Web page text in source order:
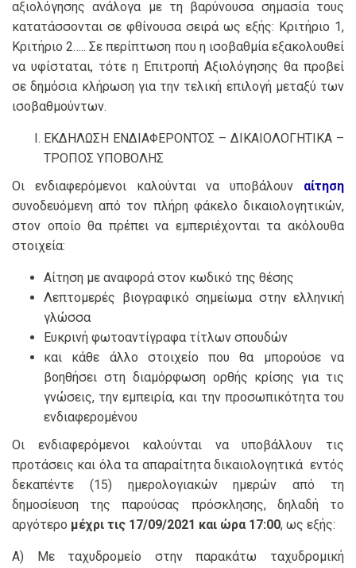
αξιολόγησης ανάλογα με τη βαρύνουσα σημασία τους
κατατάσσονται σε φθίνουσα σειρά ως εξής: Κριτήριο 1,
Κριτήριο 2….. Σε περίπτωση που η ισοβαθμία εξακολουθεί
να υφίσταται, τότε η Επιτροπή Αξιολόγησης θα προβεί
σε δημόσια κλήρωση για την τελική επιλογή μεταξύ των
ισοβαθμούντων.
ΕΚΔΗΛΩΣΗ ΕΝΔΙΑΦΕΡΟΝΤΟΣ – ΔΙΚΑΙΟΛΟΓΗΤΙΚΑ –
ΤΡΟΠΟΣ ΥΠΟΒΟΛΗΣ
Οι ενδιαφερόμενοι καλούνται να υποβάλουν αίτηση
συνοδευόμενη από τον πλήρη φάκελο δικαιολογητικών,
στον οποίο θα πρέπει να εμπεριέχονται τα ακόλουθα
στοιχεία:
Αίτηση με αναφορά στον κωδικό της θέσης
Λεπτομερές βιογραφικό σημείωμα στην ελληνική
γλώσσα
Ευκρινή φωτοαντίγραφα τίτλων σπουδών
και κάθε άλλο στοιχείο που θα μπορούσε να
βοηθήσει στη διαμόρφωση ορθής κρίσης για τις
γνώσεις, την εμπειρία, και την προσωπικότητα του
ενδιαφερομένου
Οι ενδιαφερόμενοι καλούνται να υποβάλλουν τις
προτάσεις και όλα τα απαραίτητα δικαιολογητικά εντός
δεκαπέντε (15) ημερολογιακών ημερών από τη
δημοσίευση της παρούσας πρόσκλησης, δηλαδή το
αργότερο μέχρι τις 17/09/2021 και ώρα 17:00, ως εξής:
Α) Με ταχυδρομείο στην παρακάτω ταχυδρομική